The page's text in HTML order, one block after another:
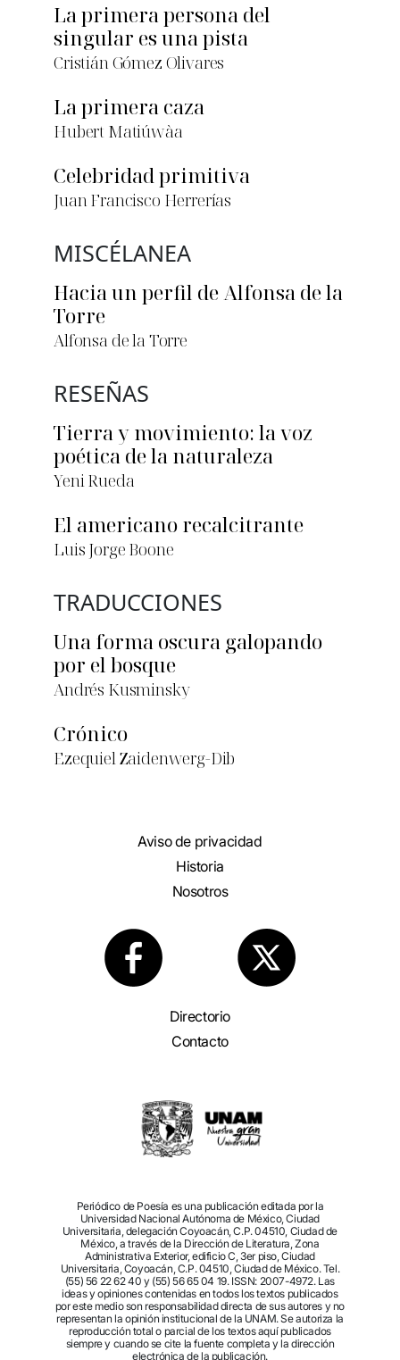
La primera persona del
singular es una pista
Cristián Gómez Olivares
La primera caza
Hubert Matiúwàa
Celebridad primitiva
Juan Francisco Herrerías
MISCÉLANEA
Hacia un perfil de Alfonsa de la
Torre
Alfonsa de la Torre
RESEÑAS
Tierra y movimiento: la voz
poética de la naturaleza
Yeni Rueda
El americano recalcitrante
Luis Jorge Boone
TRADUCCIONES
Una forma oscura galopando
por el bosque
Andrés Kusminsky
Crónico
Ezequiel Zaidenwerg-Dib
Aviso de privacidad
Historia
Nosotros
Directorio
Contacto
Periódico de Poesía es una publicación editada por la
Universidad Nacional Autónoma de México, Ciudad
Universitaria, delegación Coyoacán, C.P. 04510, Ciudad de
México, a través de la Dirección de Literatura, Zona
Administrativa Exterior, edificio C, 3er piso, Ciudad
Universitaria, Coyoacán, C.P. 04510, Ciudad de México. Tel.
(55) 56 22 62 40 y (55) 56 65 04 19. ISSN: 2007-4972. Las
ideas y opiniones contenidas en todos los textos publicados
por este medio son responsabilidad directa de sus autores y no
representan la opinión institucional de la UNAM. Se autoriza la
reproducción total o parcial de los textos aquí publicados
siempre y cuando se cite la fuente completa y la dirección
electrónica de la publicación.